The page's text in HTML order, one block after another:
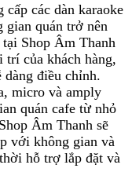
các dàn karaoke
gian quán trở nên
Shop Âm Thanh
trí của khách hàng,
dàng điều chỉnh.
micro và amply
quán cafe từ nhỏ
Âm Thanh sẽ
với không gian và
hỗ trợ lắp đặt và